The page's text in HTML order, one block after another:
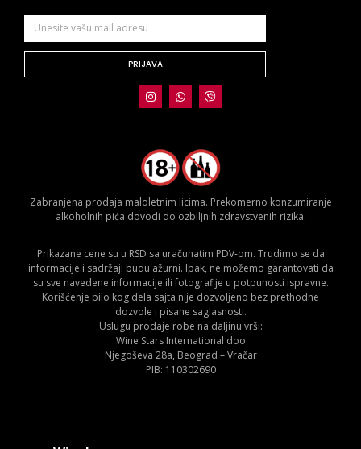
PRIJAVA
Zabranjena prodaja maloletnim licima. Prekomerno konzumiranje
alkoholnih pića dovodi do ozbiljnih zdravstvenih rizika.
Prikazane cene su u RSD sa uračunatim PDV-om. Trudimo se da
informacije i sadržaji budu ažurni. Ipak, ne možemo garantovati da
su sve navedene informacije ili fotografije u potpunosti ispravne.
Korišćenje bilo kog dela sajta nije dozvoljeno bez prethodne
dozvole i pisane saglasnosti.
Uslugu prodaje robe na daljinu vrši:
Wine Stars International doo
Njegoševa 28a, Beograd – Vračar
PIB: 110302690